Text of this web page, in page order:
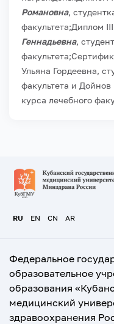
Романовна,
факультета;Диплом
Геннадьевна,
факультета;
Ульяна Гордеевна,
факультета и
курса лечебного
RU EN CN AR
Федеральное
образовательное
образования
медицинский
здравоохранения